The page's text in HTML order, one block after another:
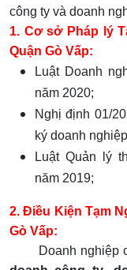
công ty và doanh
1. Cơ sở Pháp lý
Quận Gò Vấp:
Luật Doanh
năm 2020;
Nghị định 01/
ký doanh
Luật Quản lý
năm 2019;
2. Điều Kiện Tạm
Gò Vấp:
Doanh nghiệp